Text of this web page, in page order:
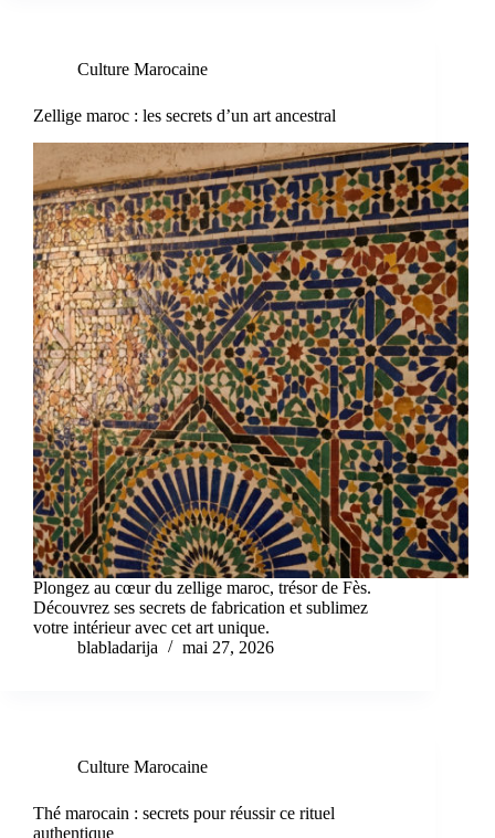
Culture Marocaine
Zellige maroc : les secrets d’un art ancestral
Plongez au cœur du zellige maroc, trésor de Fès.
Découvrez ses secrets de fabrication et sublimez
votre intérieur avec cet art unique.
blabladarija
mai 27, 2026
Culture Marocaine
Thé marocain : secrets pour réussir ce rituel
authentique